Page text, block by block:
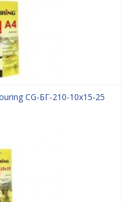
CG-БГ-210-10x15-25